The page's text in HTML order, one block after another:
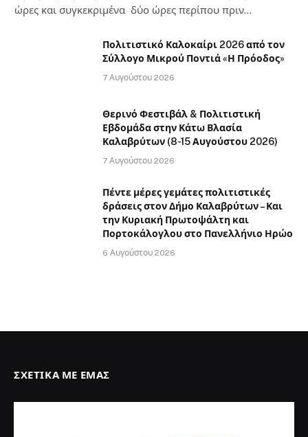
ώρες και συγκεκριμένα δύο ώρες περίπου πριν…
Πολιτιστικό Καλοκαίρι 2026 από τον
Σύλλογο Μικρού Ποντιά «Η Πρόοδος»
7 Αυγούστου 2026
Θερινό Φεστιβάλ & Πολιτιστική
Εβδομάδα στην Κάτω Βλασία
Καλαβρύτων (8-15 Αυγούστου 2026)
7 Αυγούστου 2026
Πέντε μέρες γεμάτες πολιτιστικές
δράσεις στον Δήμο Καλαβρύτων – Και
την Κυριακή Πρωτοψάλτη και
Πορτοκάλογλου στο Πανελλήνιο Ηρώο
6 Αυγούστου 2026
ΣΧΕΤΙΚΆ ΜΕ ΕΜΆΣ